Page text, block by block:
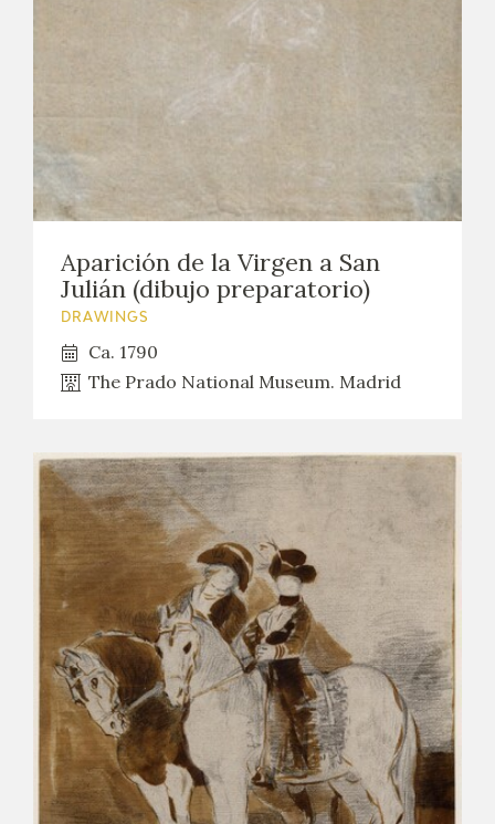
Aparición de la Virgen a San
Julián (dibujo preparatorio)
DRAWINGS
Ca. 1790
The Prado National Museum. Madrid